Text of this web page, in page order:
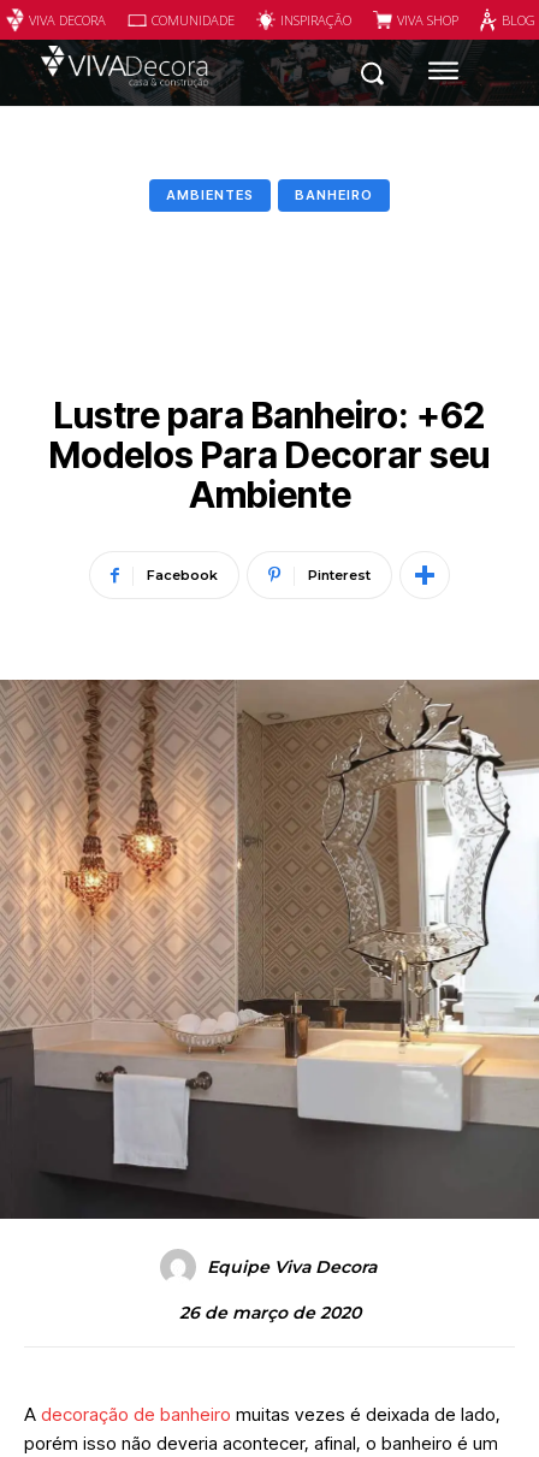
VIVA DECORA COMUNIDADE INSPIRAÇÃO VIVA SHOP
AMBIENTES BANHEIRO
Lustre para Banheiro: +62
Modelos Para Decorar seu
Ambiente
Facebook Pinterest
Equipe Viva Decora
26 de março de 2020
A decoração de banheiro muitas vezes é deixada de lado,
porém isso não deveria acontecer, afinal, o banheiro é um